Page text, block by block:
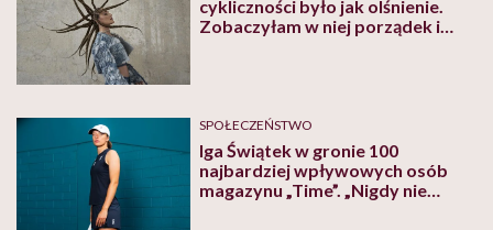
cykliczności było jak olśnienie.
Zobaczyłam w niej porządek i
SPOŁECZEŃSTWO
Iga Świątek w gronie 100
najbardziej wpływowych osób
magazynu „Time”. „Nigdy nie